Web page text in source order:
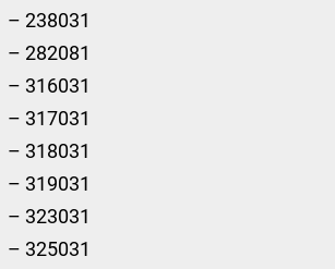
– 238031
– 282081
– 316031
– 317031
– 318031
– 319031
– 323031
– 325031